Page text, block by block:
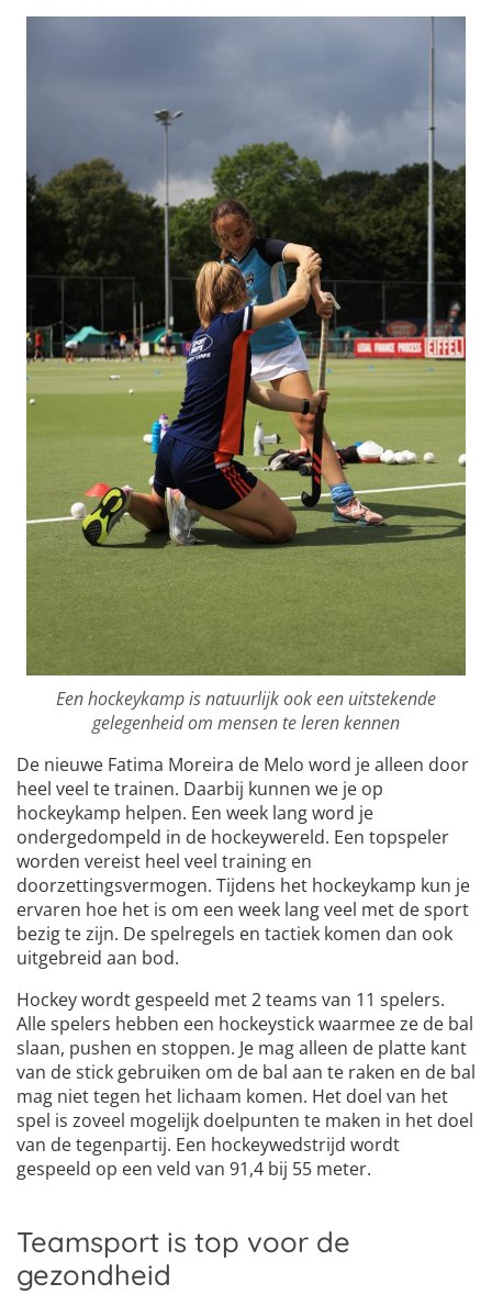
Een hockeykamp is natuurlijk ook een uitstekende
gelegenheid om mensen te leren kennen
De nieuwe Fatima Moreira de Melo word je alleen door
heel veel te trainen. Daarbij kunnen we je op
hockeykamp helpen. Een week lang word je
ondergedompeld in de hockeywereld. Een topspeler
worden vereist heel veel training en
doorzettingsvermogen. Tijdens het hockeykamp kun je
ervaren hoe het is om een week lang veel met de sport
bezig te zijn. De spelregels en tactiek komen dan ook
uitgebreid aan bod.
Hockey wordt gespeeld met 2 teams van 11 spelers.
Alle spelers hebben een hockeystick waarmee ze de bal
slaan, pushen en stoppen. Je mag alleen de platte kant
van de stick gebruiken om de bal aan te raken en de bal
mag niet tegen het lichaam komen. Het doel van het
spel is zoveel mogelijk doelpunten te maken in het doel
van de tegenpartij. Een hockeywedstrijd wordt
gespeeld op een veld van 91,4 bij 55 meter.
Teamsport is top voor de
gezondheid